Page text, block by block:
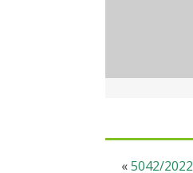
«5042/2022